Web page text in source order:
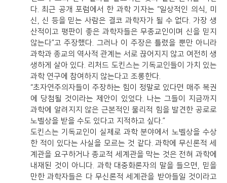
다. 최근 공개 포럼에서 한 과학 기자는 “일상적인 의식, 미
신, 신 등을 믿는 사람은 결코 과학자가 될 수 없다. 가장 생
산적이고 평판이 좋은 과학자들은 무종교인이며 신을 믿지
않는다”고 주장했다. 그러나 이 주장은 틀렸을 뿐만 아니라
과학과 종교의 역사적 관계는 서로 끊어지지 않고 여전히 생
생하게 살아 있다. 리처드 도킨스는 기독교인들이 가치 있는
과학 연구에 참여하지 않는다고 조롱한다.
“초자연주의자들이 주장하는 힘이 정말로 있다면 매주 복권
에 당첨될 것이라는 제안이 있었다. 나는 그들이 지금까지
과학에 알려지지 않은 근본적인 물리적 힘을 발견한 공로로
노벨상을 받을 수도 있다고 지적하고 싶다.”
도킨스는 기독교인이 실제로 과학 분야에서 노벨상을 수상
한 적이 있다는 사실을 모르는 것 같다. 과학에 무신론적 세
계관을 요구하거나 종교적 세계관을 막는 것은 전혀 과학에
내재된 것이 아니다. 과학 대중화론자의 말을 들으면, 믿을
만한 과학자들은 다 무신론적 세계관을 받아들일 것이라고